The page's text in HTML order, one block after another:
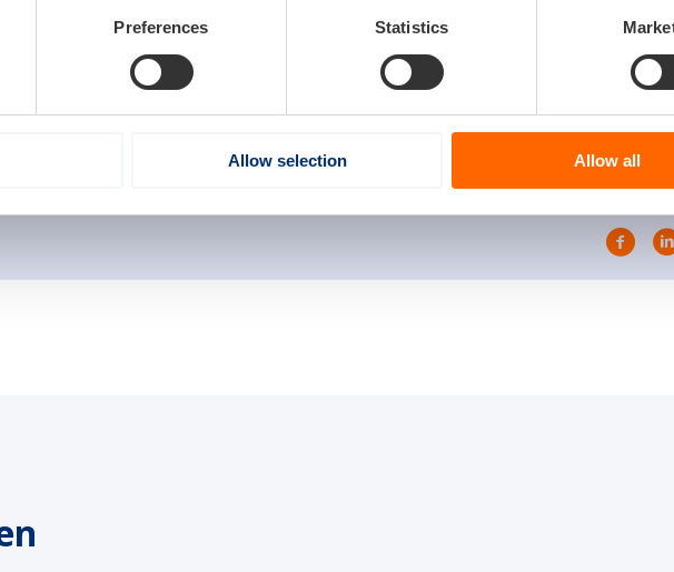
Preferences Statistics
Allow selection Allow all
ook goed gesteld voor het nieuwe innovatiebeleid.
programmadirecteur sectoragenda, Nederland Maritiem Land,
wordt gecoördineerd vanuit Nederland Maritiem Land.